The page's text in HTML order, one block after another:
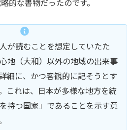
的な書物だったのです。
が読むことを想定していたた
地（大和）以外の地域の出来事
細に、かつ客観的に記そうとす
これは、日本が多様な地方を統
持つ国家」であることを示す意